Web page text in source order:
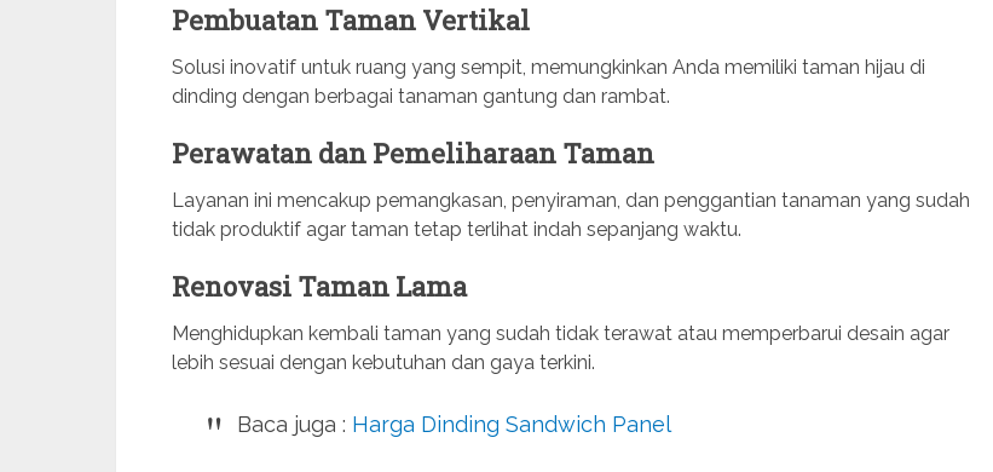
Pembuatan Taman Vertikal
Solusi inovatif untuk ruang yang sempit, memungkinkan Anda memiliki taman hijau di
dinding dengan berbagai tanaman gantung dan rambat.
Perawatan dan Pemeliharaan Taman
Layanan ini mencakup pemangkasan, penyiraman, dan penggantian tanaman yang sudah
tidak produktif agar taman tetap terlihat indah sepanjang waktu.
Renovasi Taman Lama
Menghidupkan kembali taman yang sudah tidak terawat atau memperbarui desain agar
lebih sesuai dengan kebutuhan dan gaya terkini.
Baca juga : Harga Dinding Sandwich Panel